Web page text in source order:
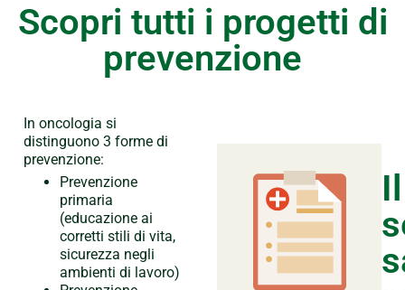
Scopri tutti i progetti di
prevenzione
In oncologia si
distinguono 3 forme di
prevenzione:
Prevenzione
primaria
(educazione ai
corretti stili di vita,
sicurezza negli
ambienti di lavoro)
Il